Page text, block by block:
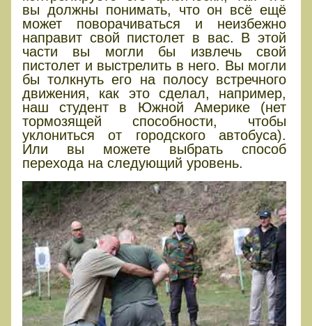
вы должны понимать, что он всё ещё
может поворачиваться и неизбежно
направит свой пистолет в вас. В этой
части вы могли бы извлечь свой
пистолет и выстрелить в него. Вы могли
бы толкнуть его на полосу встречного
движения, как это сделал, например,
наш студент в Южной Америке (нет
тормозящей способности, чтобы
уклониться от городского автобуса).
Или вы можете выбрать способ
перехода на следующий уровень.